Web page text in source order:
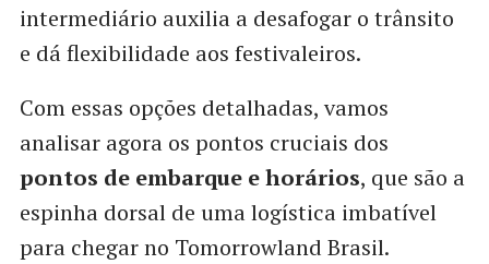
intermediário auxilia a desafogar o trânsito
e dá flexibilidade aos festivaleiros.
Com essas opções detalhadas, vamos
analisar agora os pontos cruciais dos
pontos de embarque e horários, que são a
espinha dorsal de uma logística imbatível
para chegar no Tomorrowland Brasil.